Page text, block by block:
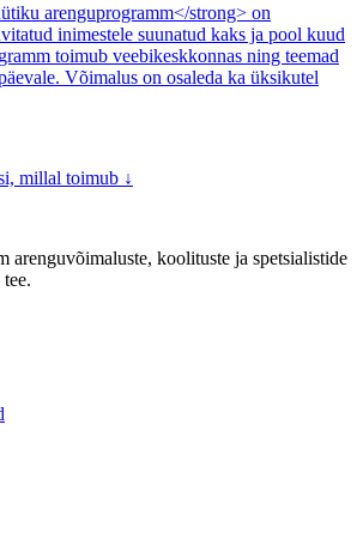
arenguprogramm</strong> on
inimestele suunatud kaks ja pool kuud
toimub veebikeskkonnas ning teemad
Võimalus on osaleda ka üksikutel
millal toimub ↓
arenguvõimaluste, koolituste ja spetsialistide